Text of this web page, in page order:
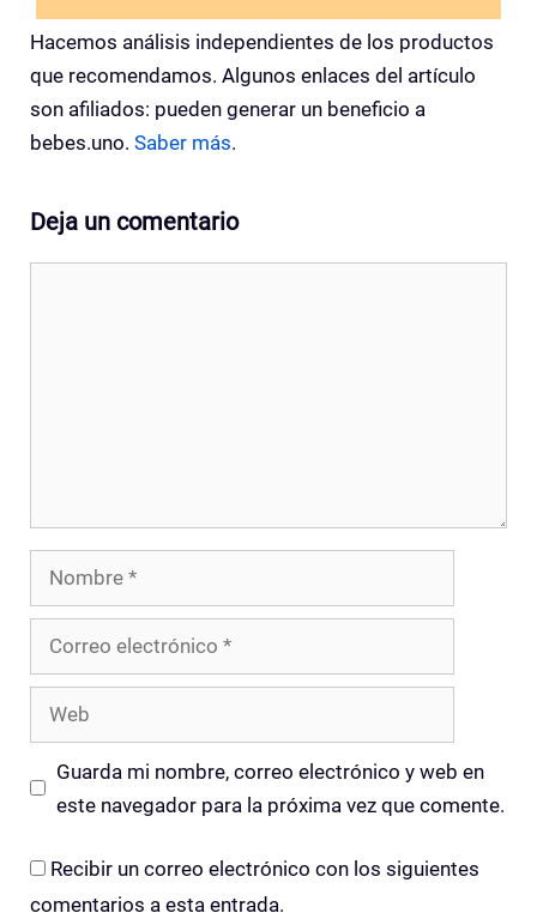
Hacemos análisis independientes de los productos
que recomendamos. Algunos enlaces del artículo
son afiliados: pueden generar un beneficio a
bebes.uno. Saber más.
Deja un comentario
Nombre
Correo
Web
Guarda mi nombre, correo electrónico y web en
este navegador para la próxima vez que comente.
Recibir un correo electrónico con los siguientes
comentarios a esta entrada.